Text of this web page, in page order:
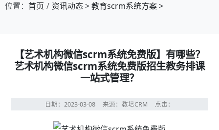
位置： 首页 资讯动态>教育scrm系统方案>
【艺术机构微信scrm系统免费版】有哪些？
艺术机构微信scrm系统免费版招生教务排课
一站式管理？
日期：2023-03-08 来源：教培CRM 点击：